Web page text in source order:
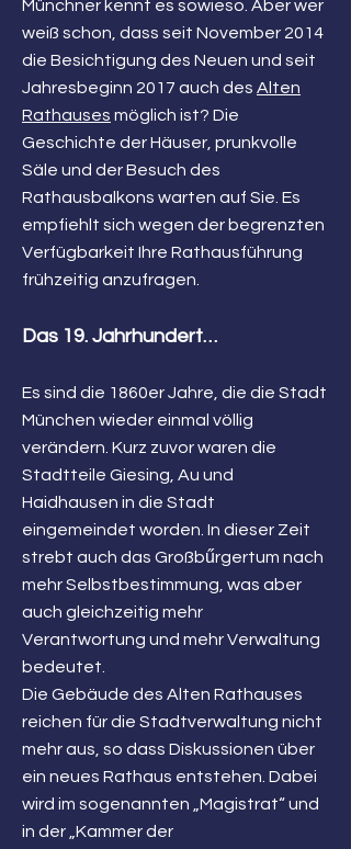
Münchner kennt es sowieso. Aber wer
weiß schon, dass seit November 2014
die Besichtigung des Neuen und seit
Jahresbeginn 2017 auch des Alten
Rathauses möglich ist? Die
Geschichte der Häuser, prunkvolle
Säle und der Besuch des
Rathausbalkons warten auf Sie. Es
empfiehlt sich wegen der begrenzten
Verfügbarkeit Ihre Rathausführung
frühzeitig anzufragen.
Das 19. Jahrhundert…
Es sind die 1860er Jahre, die die Stadt
München wieder einmal völlig
verändern. Kurz zuvor waren die
Stadtteile Giesing, Au und
Haidhausen in die Stadt
eingemeindet worden. In dieser Zeit
strebt auch das Großbűrgertum nach
mehr Selbstbestimmung, was aber
auch gleichzeitig mehr
Verantwortung und mehr Verwaltung
bedeutet.
Die Gebäude des Alten Rathauses
reichen für die Stadtverwaltung nicht
mehr aus, so dass Diskussionen über
ein neues Rathaus entstehen. Dabei
wird im sogenannten „Magistrat“ und
in der „Kammer der